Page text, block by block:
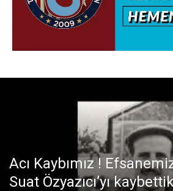
Acı Kaybımız !
Suat Özyazıcı’yı